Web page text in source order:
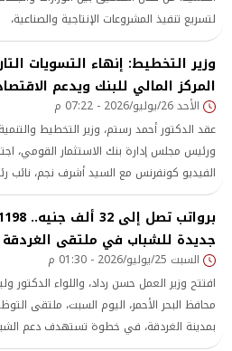
لتسريع تنفيذ المشروعات الإنتاجية والصناعية،
وزير التخطيط: إنهاء التسويات
المركز المالي للبنك ويدعم
الأحد 26/يوليو/2026 - 07:22 م
عقد الدكتور أحمد رستم، وزير التخطيط
ورئيس مجلس إدارة بنك الاستثمار القومي،
الفيديو كونفرنس مع السيد أشرف نجم،
الإدارة والعضو المنتدب للبنك، بحضور عدد من
والوزارة. استهدف الاجتماع متابعة الموقف
هيكلة البنك وتعزيز مركزه
جديدة للشباب في ملتقى الغردقة
السبت 25/يوليو/2026 - 01:30 م
افتتح وزير العمل حسن رداد، واللواء الدكتور
بمدينة الغردقة، في خطوة تستهدف دعم